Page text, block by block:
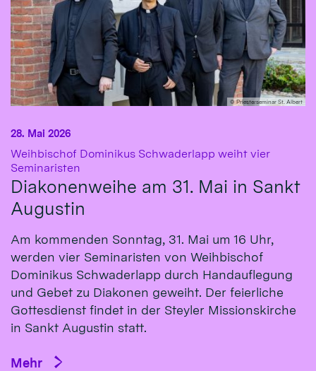
© Priesterseminar St. Albert
Weihbischof Dominikus Schwaderlapp weiht vier
Seminaristen
Diakonenweihe am 31. Mai in Sankt
Augustin
28. Mai 2026
Am kommenden Sonntag, 31. Mai um 16 Uhr,
werden vier Seminaristen von Weihbischof
Dominikus Schwaderlapp durch Handauflegung
und Gebet zu Diakonen geweiht. Der feierliche
Gottesdienst findet in der Steyler Missionskirche
in Sankt Augustin statt.
Mehr